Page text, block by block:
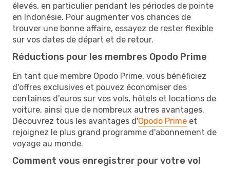
élevés, en particulier pendant les périodes de pointe
en Indonésie. Pour augmenter vos chances de
trouver une bonne affaire, essayez de rester flexible
sur vos dates de départ et de retour.
Réductions pour les membres Opodo Prime
En tant que membre Opodo Prime, vous bénéficiez
d'offres exclusives et pouvez économiser des
centaines d'euros sur vos vols, hôtels et locations de
voiture, ainsi que de nombreux autres avantages.
Découvrez tous les avantages d'Opodo Prime et
rejoignez le plus grand programme d'abonnement de
voyage au monde.
Comment vous enregistrer pour votre vol